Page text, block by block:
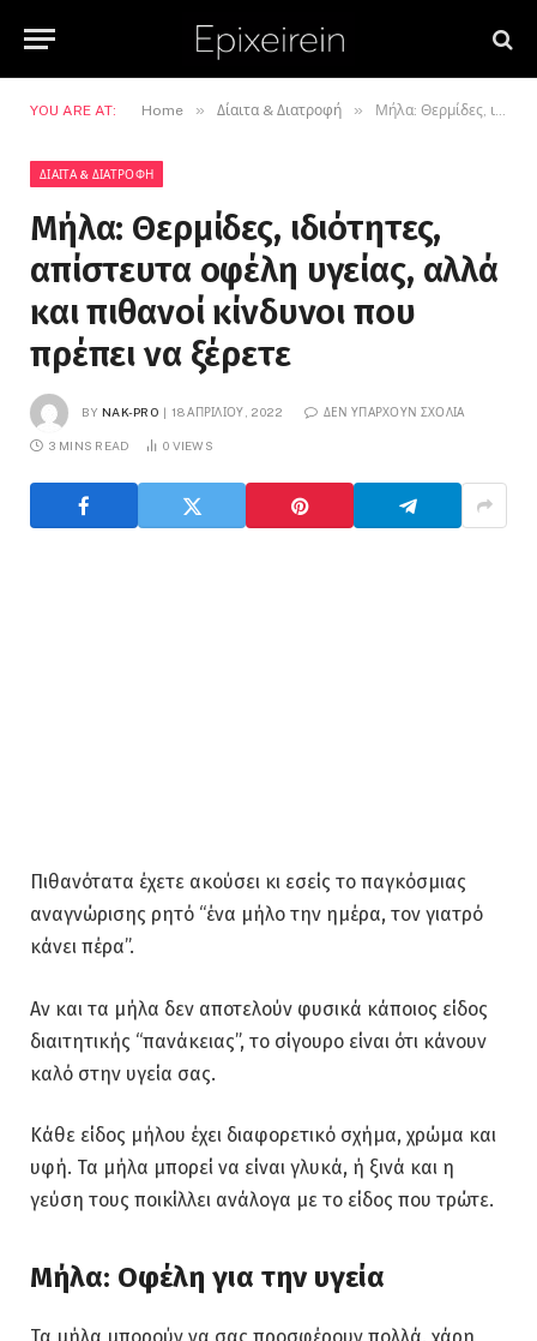
YOU ARE AT: Home » Δίαιτα & Διατροφή » Μήλα: Θερμίδες, ιδιότητες, απίστευτα οφέλη υγείας, αλλά και πιθανοί κίνδυνοι που πρέπει να ξέρετε
ΔΊΑΙΤΑ & ΔΙΑΤΡΟΦΉ
Μήλα: Θερμίδες, ιδιότητες,
απίστευτα οφέλη υγείας, αλλά
και πιθανοί κίνδυνοι που
πρέπει να ξέρετε
BY NAK-PRO 18 ΑΠΡΙΛΊΟΥ, 2022 ΔΕΝ ΥΠΆΡΧΟΥΝ ΣΧΌΛΙΑ
3 MINS READ 0 VIEWS
Πιθανότατα έχετε ακούσει κι εσείς το παγκόσμιας
αναγνώρισης ρητό “ένα μήλο την ημέρα, τον γιατρό
κάνει πέρα”.
Αν και τα μήλα δεν αποτελούν φυσικά κάποιος είδος
διαιτητικής “πανάκειας”, το σίγουρο είναι ότι κάνουν
καλό στην υγεία σας.
Κάθε είδος μήλου έχει διαφορετικό σχήμα, χρώμα και
υφή. Τα μήλα μπορεί να είναι γλυκά, ή ξινά και η
γεύση τους ποικίλλει ανάλογα με το είδος που τρώτε.
Μήλα: Οφέλη για την υγεία
Τα μήλα μπορούν να σας προσφέρουν πολλά, χάρη